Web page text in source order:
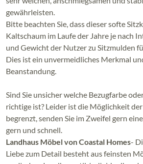
gewährleisten.
Bitte beachten Sie, dass dieser softe
Kaltschaum im Laufe der Jahre je nach
und Gewicht der Nutzer zu Sitzmulden
Dies ist ein unvermeidliches Merkmal
Beanstandung.
Sind Sie unsicher welche Bezugfarbe
richtige ist? Leider ist die Möglichkeit
begrenzt, senden Sie im Zweifel gern eine
gern und schnell.
Landhaus Möbel von Coastal Homes-
Liebe zum Detail besteht aus feinsten